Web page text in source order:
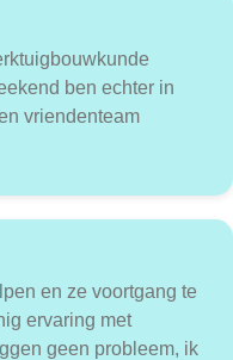
ben echter in
vriendenteam
en ze voortgang te
ervaring met
geen probleem, ik